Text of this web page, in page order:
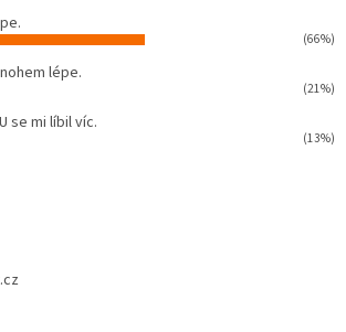
(66%)
lépe.
(21%)
se mi líbil víc.
(13%)